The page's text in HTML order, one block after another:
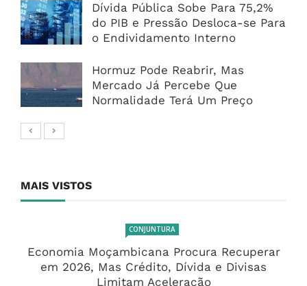
Dívida Pública Sobe Para 75,2%
do PIB e Pressão Desloca-se Para
o Endividamento Interno
Hormuz Pode Reabrir, Mas
Mercado Já Percebe Que
Normalidade Terá Um Preço
MAIS VISTOS
CONJUNTURA
Economia Moçambicana Procura Recuperar
em 2026, Mas Crédito, Dívida e Divisas
Limitam Aceleração